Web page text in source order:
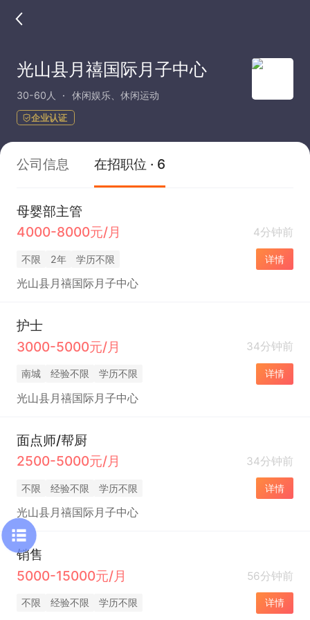
光山县月禧国际月子中心
30-60人 休闲娱乐、休闲运动
企业认证
公司信息 在招职位 · 6
母婴部主管
4000-8000元/月
4分钟前
不限 2年 学历不限 详情
光山县月禧国际月子中心
护士
3000-5000元/月
34分钟前
南城 经验不限 学历不限 详情
光山县月禧国际月子中心
面点师/帮厨
2500-5000元/月
34分钟前
不限 经验不限 学历不限 详情
光山县月禧国际月子中心
销售
5000-15000元/月
56分钟前
不限 经验不限 学历不限 详情